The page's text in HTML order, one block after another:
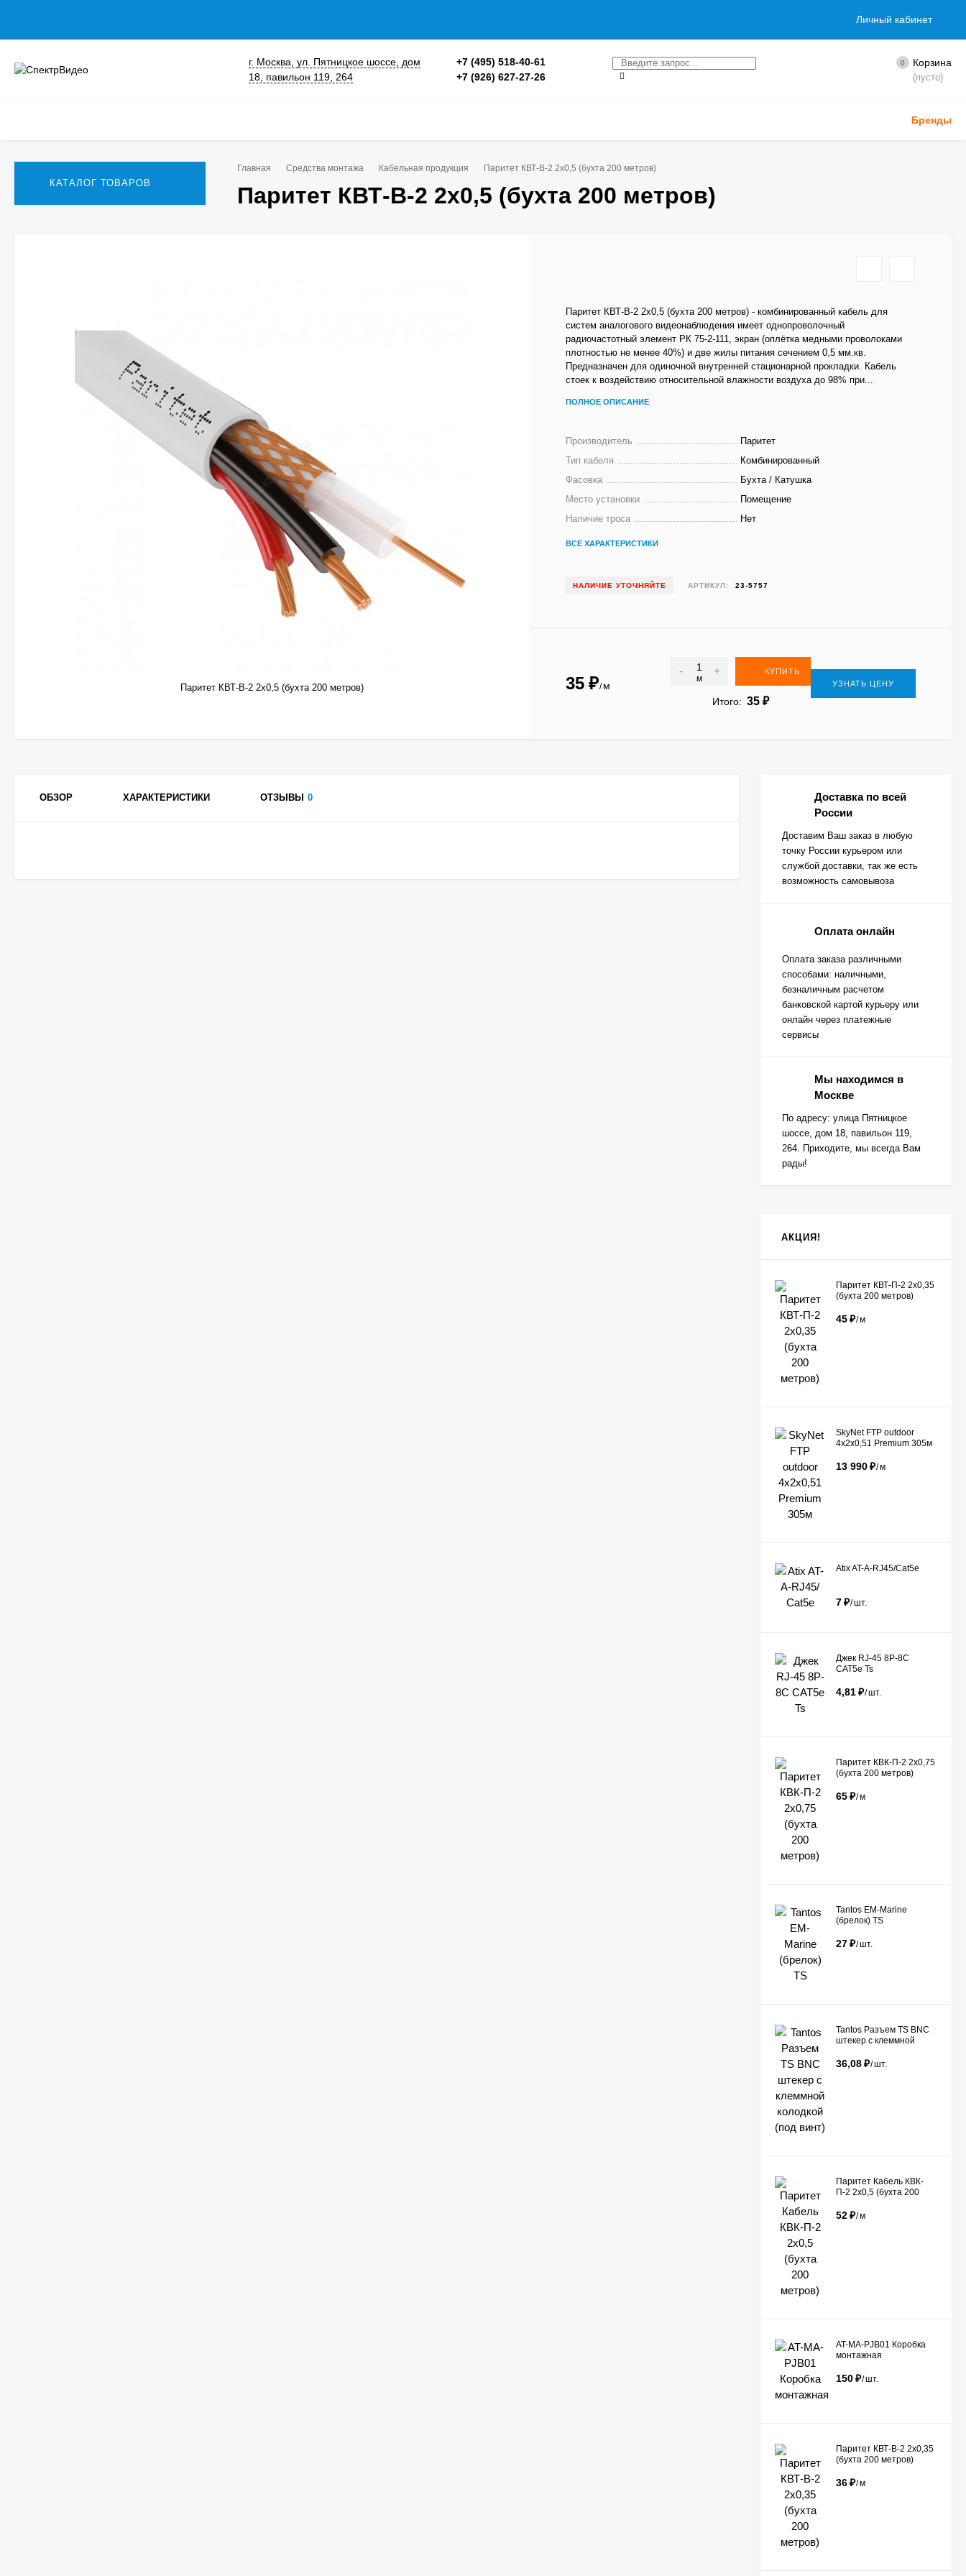
Личный кабинет
г. Москва, ул. Пятницкое шоссе, дом
18, павильон 119, 264
+7 (495) 518-40-61
+7 (926) 627-27-26
0 Корзина
(пусто)
Бренды
КАТАЛОГ ТОВАРОВ
Главная Средства монтажа Кабельная продукция Паритет КВТ-В-2 2х0,5 (бухта 200 метров)
Паритет КВТ-В-2 2х0,5 (бухта 200 метров)
Паритет КВТ-В-2 2х0,5 (бухта 200 метров)
Паритет КВТ-В-2 2х0,5 (бухта 200 метров) - комбинированный кабель для
систем аналогового видеонаблюдения имеет однопроволочный
радиочастотный элемент РК 75-2-111, экран (оплётка медными проволоками
плотностью не менее 40%) и две жилы питания сечением 0,5 мм.кв.
Предназначен для одиночной внутренней стационарной прокладки. Кабель
стоек к воздействию относительной влажности воздуха до 98% при...
ПОЛНОЕ ОПИСАНИЕ
Производитель
Паритет
Тип кабеля
Комбинированный
Фасовка
Бухта / Катушка
Место установки
Помещение
Наличие троса
Нет
ВСЕ ХАРАКТЕРИСТИКИ
НАЛИЧИЕ УТОЧНЯЙТЕ АРТИКУЛ: 23-5757
35 ₽/ м
-
м
+ КУПИТЬ
Итого: 35 ₽
УЗНАТЬ ЦЕНУ
ОБЗОР ХАРАКТЕРИСТИКИ ОТЗЫВЫ 0
Доставка по всей
России
Доставим Ваш заказ в любую
точку России курьером или
службой доставки, так же есть
возможность самовывоза
Оплата онлайн
Оплата заказа различными
способами: наличными,
безналичным расчетом
банковской картой курьеру или
онлайн через платежные
сервисы
Мы находимся в
Москве
По адресу: улица Пятницкое
шоссе, дом 18, павильон 119,
264. Приходите, мы всегда Вам
рады!
АКЦИЯ!
Паритет КВТ-П-2 2х0,35
(бухта 200 метров)
45₽/м
​SkyNet FTP outdoor
4x2x0,51 Premium 305м
13 990₽/м
Atix AT-A-RJ45/Сat5e
7₽/шт.
Джек RJ-45 8P-8C
CAT5e Ts
4,81₽/шт.
Паритет КВК-П-2 2х0,75
(бухта 200 метров)
65₽/м
Tantos EM-Marine
(брелок) TS
27₽/шт.
Tantos Разъем TS BNC
штекер с клеммной
36,08₽/шт.
Паритет Кабель КВК-
П-2 2х0,5 (бухта 200
52₽/м
AT-MA-PJB01 Коробка
монтажная
150₽/шт.
Паритет КВТ-В-2 2х0,35
(бухта 200 метров)
36₽/м